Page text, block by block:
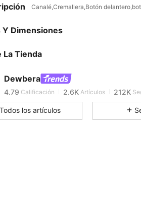
Canalé,Cremallera,Botón
Y Dimensiones
La Tienda
Dewbera
4.79
4.79 Calificación 2.6K Artículos 212K
4.79 2.6K 212K
Todos los artículos